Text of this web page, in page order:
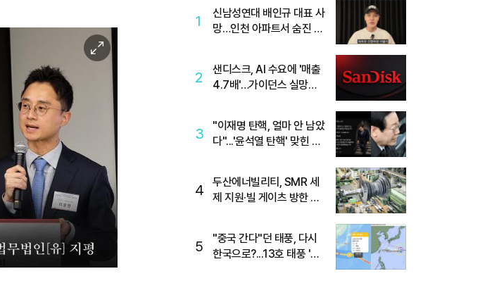
이
미
1
신남성연대 배인규 대표 사
망…인천 아파트서 숨진 채
2
샌디스크, AI 수요에 '매출
4.7배'…가이던스 실망에
3
"이재명 탄핵, 얼마 안 남았
다"...'윤석열 탄핵' 맞힌 무
4
두산에너빌리티, SMR 세
제 지원·빌 게이츠 방한 기
5
"중국 간다"던 태풍, 다시
한국으로?...13호 태풍 '돌